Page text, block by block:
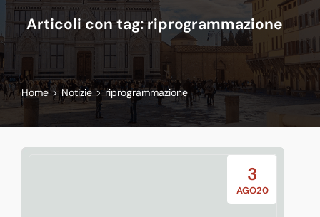
Articoli con tag: riprogrammazione
Home > Notizie > riprogrammazione
3
AGO20